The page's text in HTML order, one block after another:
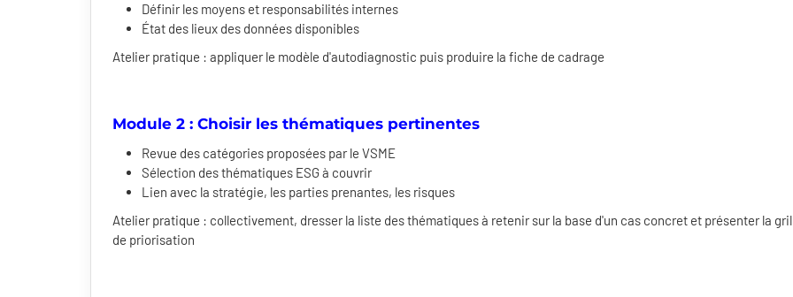
Définir les moyens et responsabilités internes
État des lieux des données disponibles
Atelier pratique : appliquer le modèle d'autodiagnostic puis produire la fiche de cadrage
Module 2 : Choisir les thématiques pertinentes
Revue des catégories proposées par le VSME
Sélection des thématiques ESG à couvrir
Lien avec la stratégie, les parties prenantes, les risques
Atelier pratique : collectivement, dresser la liste des thématiques à retenir sur la base d'un cas concret et présenter la
de priorisation